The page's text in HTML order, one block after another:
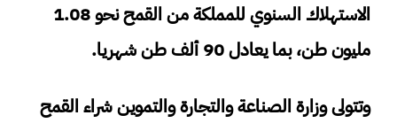
الاستهلاك السنوي للمملكة من القمح نحو 1.08
مليون طن، بما يعادل 90 ألف طن شهريا.
وتتولى وزارة الصناعة والتجارة والتموين شراء القمح